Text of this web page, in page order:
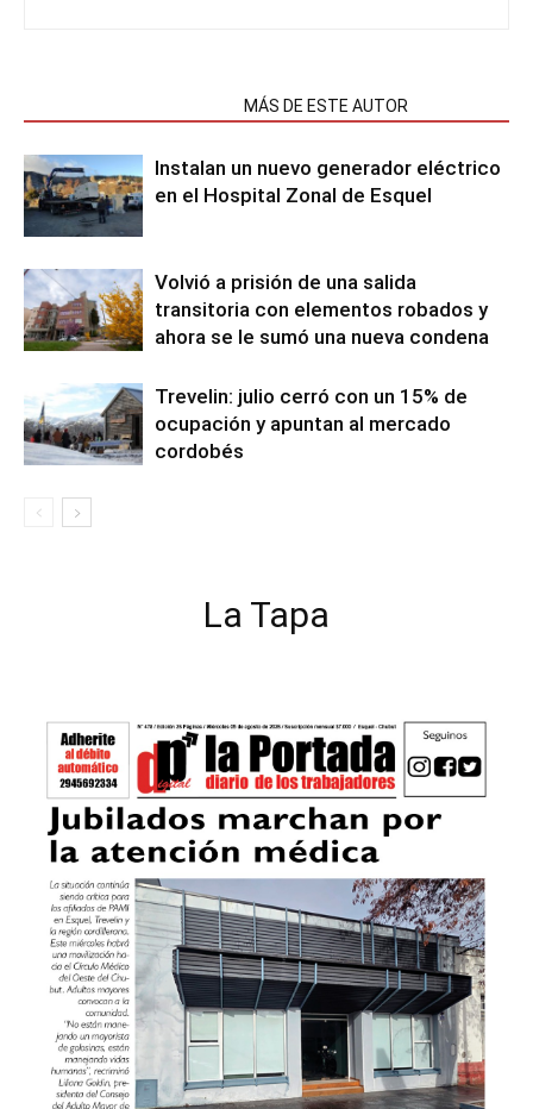
MÁS DE ESTE AUTOR
Instalan un nuevo generador eléctrico
en el Hospital Zonal de Esquel
Volvió a prisión de una salida
transitoria con elementos robados y
ahora se le sumó una nueva condena
Trevelin: julio cerró con un 15% de
ocupación y apuntan al mercado
cordobés
La Tapa